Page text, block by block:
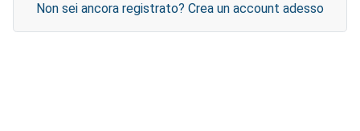
Non sei ancora registrato? Crea un account adesso